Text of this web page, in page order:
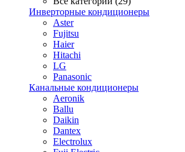
Инверторные кондиционеры
Aster
Fujitsu
Haier
Hitachi
LG
Panasonic
Канальные кондиционеры
Aeronik
Ballu
Daikin
Dantex
Electrolux